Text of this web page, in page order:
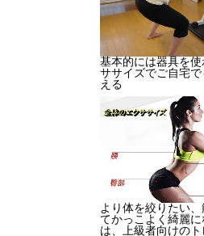
基本的には器具を使
ササイズでご自宅
える
より体を絞りたい
てかっこよく綺麗に
は、上級者向けの